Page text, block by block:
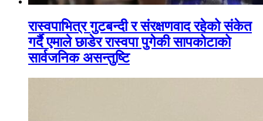
रास्वपाभित्र गुटबन्दी र संरक्षणवाद रहेको संकेत
गर्दै एमाले छाडेर रास्वपा पुगेकी सापकोटाको
सार्वजनिक असन्तुष्टि